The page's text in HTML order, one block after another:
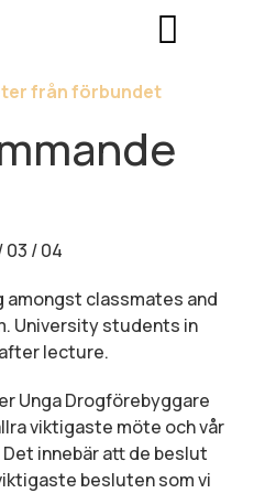
från förbundet
03 / 04
Unga Drogförebyggare
viktigaste möte och vår
innebär att de beslut
besluten som vi